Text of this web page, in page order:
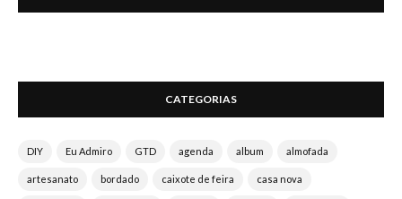
CATEGORIAS
DIY Eu Admiro GTD agenda album almofada
artesanato bordado caixote de feira casa nova